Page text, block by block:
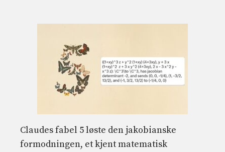
Claudes fabel 5 løste den jakobianske
formodningen, et kjent matematisk